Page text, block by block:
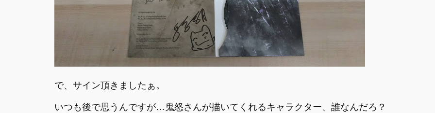
で、サイン頂きましたぁ。
いつも後で思うんですが…鬼怒さんが描いてくれるキャラクター、誰なんだろ？